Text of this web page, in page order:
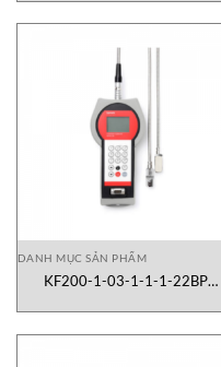
DANH MỤC SẢN PHẨM
KF200-1-03-1-1-1-22BP